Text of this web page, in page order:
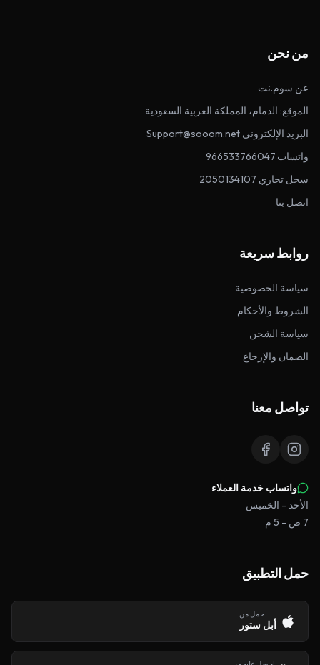
من نحن
عن سوم.نت
الموقع: الدمام، المملكة العربية السعودية
البريد الإلكتروني Support@sooom.net
واتساب 966533766047
سجل تجاري 2050134107
اتصل بنا
روابط سريعة
سياسة الخصوصية
الشروط والأحكام
سياسة الشحن
الضمان والإرجاع
تواصل معنا
واتساب خدمة العملاء
الأحد - الخميس
7 ص - 5 م
حمل التطبيق
حمل من
أبل ستور